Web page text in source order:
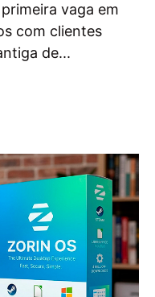
vaga em
com clientes
de...